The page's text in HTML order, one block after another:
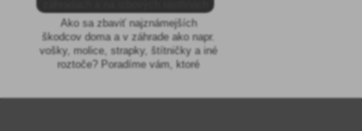
Ako sa zbaviť najznámejších
škodcov doma a v záhrade ako napr.
vošky, molice, strapky, štítničky a iné
roztoče? Poradíme vám, ktoré